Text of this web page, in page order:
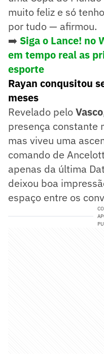
muito feliz e só
por tudo — afirmou.
➡️ Siga o Lance! no
em tempo real as
esporte
Rayan conqusitou
meses
Revelado peloVasco
presença constante
mas viveu uma
comando de
apenas da última
deixou boa
espaço entre os